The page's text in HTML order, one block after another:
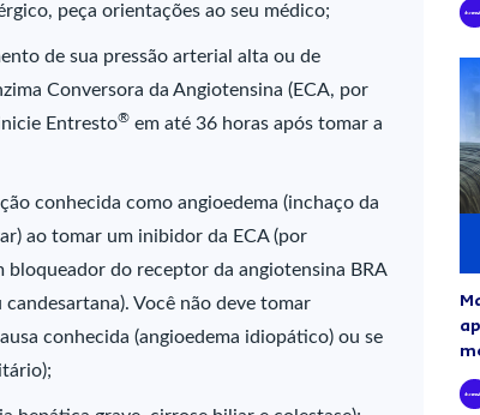
peça orientações ao seu médico;
de sua pressão arterial alta ou de
Conversora da Angiotensina (ECA, por
Entresto® em até 36 horas após tomar a
conhecida como angioedema (inchaço da
ao tomar um inibidor da ECA (por
do receptor da angiotensina BRA
Você não deve tomar
conhecida (angioedema idiopático) ou se